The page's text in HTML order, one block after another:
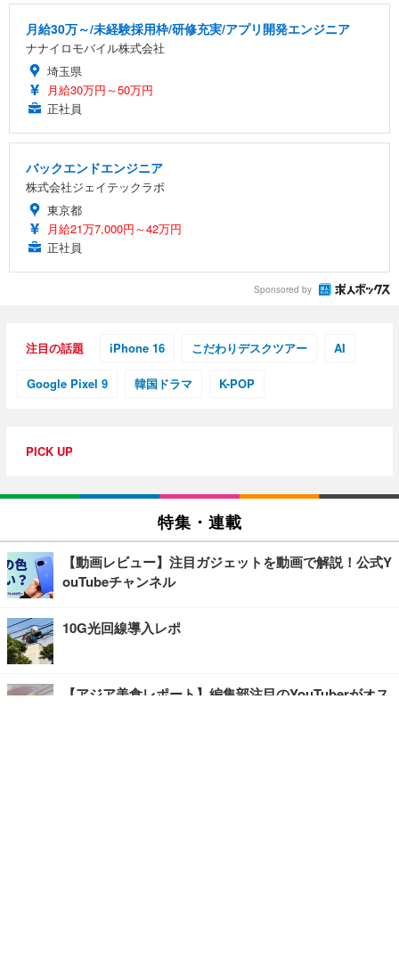
月給30万～/未経験採用枠/研修充実/アプリ開発エンジニア
ナナイロモバイル株式会社
埼玉県
月給30万円～50万円
正社員
バックエンドエンジニア
株式会社ジェイテックラボ
東京都
月給21万7,000円～42万円
正社員
Sponsored by
注目の話題 iPhone 16 こだわりデスクツアー AI
Google Pixel 9 韓国ドラマ K-POP
PICK UP
特集・連載
【動画レビュー】注目ガジェットを動画で解説！公式Y
ouTubeチャンネル
10G光回線導入レポ
【アジア美食レポート】編集部注目のYouTuberがオス